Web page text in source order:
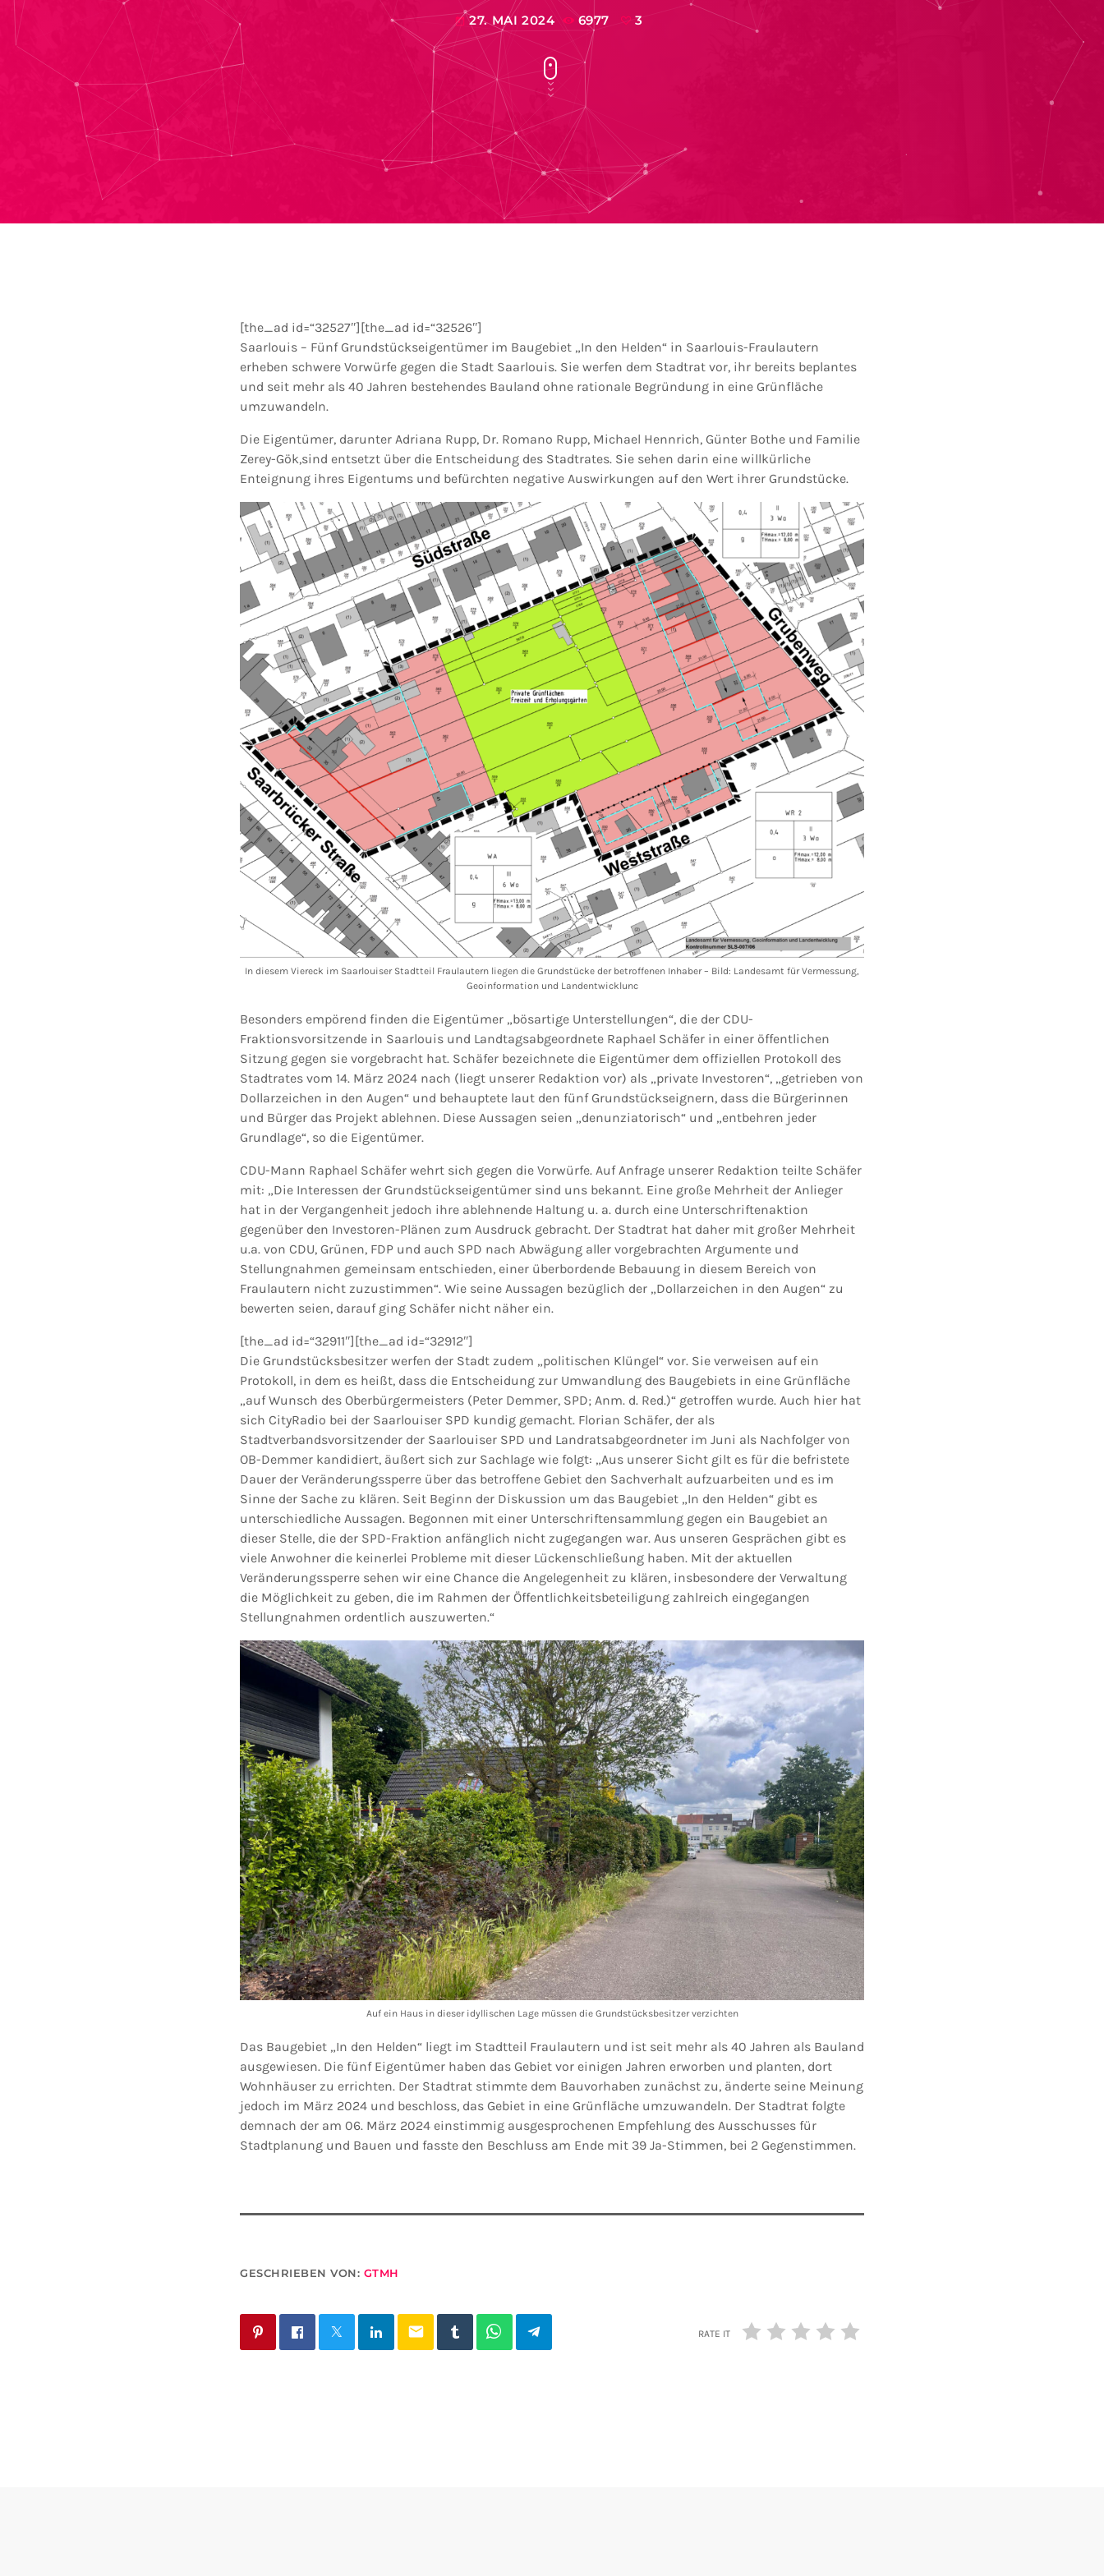
today 27. MAI 2024 6977 3
[the_ad id=“32527″][the_ad id=“32526″]
Saarlouis – Fünf Grundstückseigentümer im Baugebiet „In den Helden“ in Saarlouis-Fraulautern
erheben schwere Vorwürfe gegen die Stadt Saarlouis. Sie werfen dem Stadtrat vor, ihr bereits beplantes
und seit mehr als 40 Jahren bestehendes Bauland ohne rationale Begründung in eine Grünfläche
umzuwandeln.
Die Eigentümer, darunter Adriana Rupp, Dr. Romano Rupp, Michael Hennrich, Günter Bothe und Familie
Zerey-Gök,sind entsetzt über die Entscheidung des Stadtrates. Sie sehen darin eine willkürliche
Enteignung ihres Eigentums und befürchten negative Auswirkungen auf den Wert ihrer Grundstücke.
In diesem Viereck im Saarlouiser Stadtteil Fraulautern liegen die Grundstücke der betroffenen Inhaber – Bild: Landesamt für Vermessung,
Geoinformation und Landentwicklunc
Besonders empörend finden die Eigentümer „bösartige Unterstellungen“, die der CDU-
Fraktionsvorsitzende in Saarlouis und Landtagsabgeordnete Raphael Schäfer in einer öffentlichen
Sitzung gegen sie vorgebracht hat. Schäfer bezeichnete die Eigentümer dem offiziellen Protokoll des
Stadtrates vom 14. März 2024 nach (liegt unserer Redaktion vor) als „private Investoren“, „getrieben von
Dollarzeichen in den Augen“ und behauptete laut den fünf Grundstückseignern, dass die Bürgerinnen
und Bürger das Projekt ablehnen. Diese Aussagen seien „denunziatorisch“ und „entbehren jeder
Grundlage“, so die Eigentümer.
CDU-Mann Raphael Schäfer wehrt sich gegen die Vorwürfe. Auf Anfrage unserer Redaktion teilte Schäfer
mit: „Die Interessen der Grundstückseigentümer sind uns bekannt. Eine große Mehrheit der Anlieger
hat in der Vergangenheit jedoch ihre ablehnende Haltung u. a. durch eine Unterschriftenaktion
gegenüber den Investoren-Plänen zum Ausdruck gebracht. Der Stadtrat hat daher mit großer Mehrheit
u.a. von CDU, Grünen, FDP und auch SPD nach Abwägung aller vorgebrachten Argumente und
Stellungnahmen gemeinsam entschieden, einer überbordende Bebauung in diesem Bereich von
Fraulautern nicht zuzustimmen“. Wie seine Aussagen bezüglich der „Dollarzeichen in den Augen“ zu
bewerten seien, darauf ging Schäfer nicht näher ein.
[the_ad id=“32911″][the_ad id=“32912″]
Die Grundstücksbesitzer werfen der Stadt zudem „politischen Klüngel“ vor. Sie verweisen auf ein
Protokoll, in dem es heißt, dass die Entscheidung zur Umwandlung des Baugebiets in eine Grünfläche
„auf Wunsch des Oberbürgermeisters (Peter Demmer, SPD; Anm. d. Red.)“ getroffen wurde. Auch hier hat
sich CityRadio bei der Saarlouiser SPD kundig gemacht. Florian Schäfer, der als
Stadtverbandsvorsitzender der Saarlouiser SPD und Landratsabgeordneter im Juni als Nachfolger von
OB-Demmer kandidiert, äußert sich zur Sachlage wie folgt: „Aus unserer Sicht gilt es für die befristete
Dauer der Veränderungssperre über das betroffene Gebiet den Sachverhalt aufzuarbeiten und es im
Sinne der Sache zu klären. Seit Beginn der Diskussion um das Baugebiet „In den Helden“ gibt es
unterschiedliche Aussagen. Begonnen mit einer Unterschriftensammlung gegen ein Baugebiet an
dieser Stelle, die der SPD-Fraktion anfänglich nicht zugegangen war. Aus unseren Gesprächen gibt es
viele Anwohner die keinerlei Probleme mit dieser Lückenschließung haben. Mit der aktuellen
Veränderungssperre sehen wir eine Chance die Angelegenheit zu klären, insbesondere der Verwaltung
die Möglichkeit zu geben, die im Rahmen der Öffentlichkeitsbeteiligung zahlreich eingegangen
Stellungnahmen ordentlich auszuwerten.“
Auf ein Haus in dieser idyllischen Lage müssen die Grundstücksbesitzer verzichten
Das Baugebiet „In den Helden“ liegt im Stadtteil Fraulautern und ist seit mehr als 40 Jahren als Bauland
ausgewiesen. Die fünf Eigentümer haben das Gebiet vor einigen Jahren erworben und planten, dort
Wohnhäuser zu errichten. Der Stadtrat stimmte dem Bauvorhaben zunächst zu, änderte seine Meinung
jedoch im März 2024 und beschloss, das Gebiet in eine Grünfläche umzuwandeln. Der Stadtrat folgte
demnach der am 06. März 2024 einstimmig ausgesprochenen Empfehlung des Ausschusses für
Stadtplanung und Bauen und fasste den Beschluss am Ende mit 39 Ja-Stimmen, bei 2 Gegenstimmen.
GESCHRIEBEN VON: GTMH
email RATE IT